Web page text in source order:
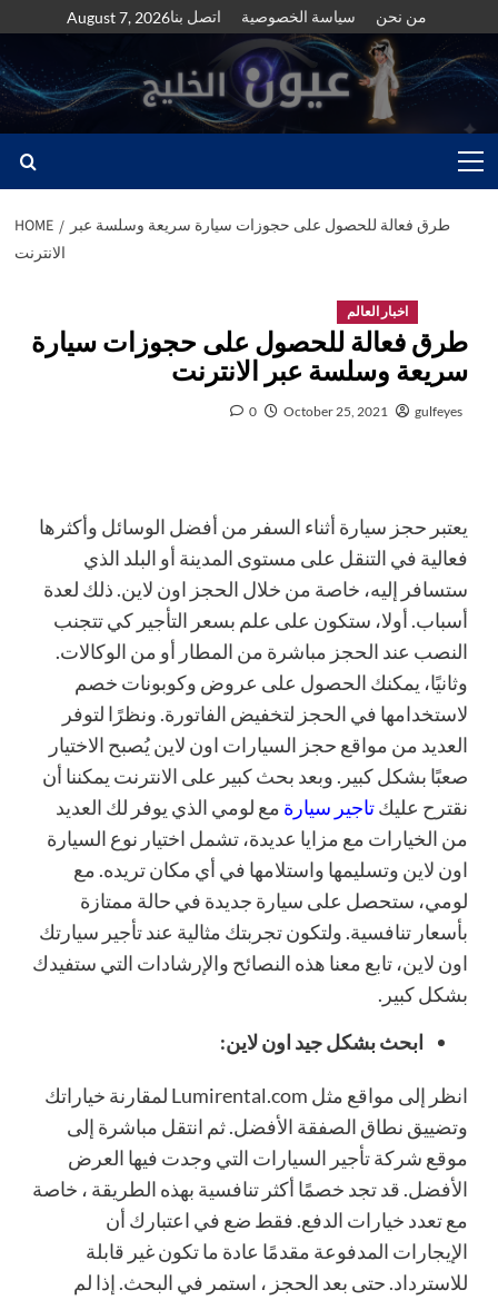
to
content
August 7, 2026اتصل بنا سياسة الخصوصية من نحن
Menu
HOME
طرق فعالة للحصول على حجوزات سيارة سريعة وسلسة عبر
الانترنت
اخبار العالم
طرق فعالة للحصول على حجوزات سيارة
سريعة وسلسة عبر الانترنت
gulfeyes
October 25, 2021
0
يعتبر حجز سيارة أثناء السفر من أفضل الوسائل وأكثرها
فعالية في التنقل على مستوى المدينة أو البلد الذي
ستسافر إليه، خاصة من خلال الحجز اون لاين. ذلك لعدة
أسباب. أولا، ستكون على علم بسعر التأجير كي تتجنب
النصب عند الحجز مباشرة من المطار أو من الوكالات.
وثانيًا، يمكنك الحصول على عروض وكوبونات خصم
لاستخدامها في الحجز لتخفيض الفاتورة. ونظرًا لتوفر
العديد من مواقع حجز السيارات اون لاين يُصبح الاختيار
صعبًا بشكل كبير. وبعد بحث كبير على الانترنت يمكننا أن
نقترح عليكتاجير سيارة مع لومي الذي يوفر لك العديد
من الخيارات مع مزايا عديدة، تشمل اختيار نوع السيارة
اون لاين وتسليمها واستلامها في أي مكان تريده. مع
لومي، ستحصل على سيارة جديدة في حالة ممتازة
بأسعار تنافسية. ولتكون تجربتك مثالية عند تأجير سيارتك
اون لاين، تابع معنا هذه النصائح والإرشادات التي ستفيدك
بشكل كبير.
ابحث بشكل جيد اون لاين:
انظر إلى مواقع مثل Lumirental.com لمقارنة خياراتك
وتضييق نطاق الصفقة الأفضل. ثم انتقل مباشرة إلى
موقع شركة تأجير السيارات التي وجدت فيها العرض
الأفضل. قد تجد خصمًا أكثر تنافسية بهذه الطريقة ، خاصة
مع تعدد خيارات الدفع. فقط ضع في اعتبارك أن
الإيجارات المدفوعة مقدمًا عادة ما تكون غير قابلة
للاسترداد. حتى بعد الحجز ، استمر في البحث. إذا لم